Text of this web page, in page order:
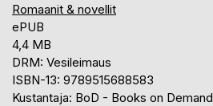
Romaanit & novellit
ePUB
4,4 MB
DRM: Vesileimaus
ISBN-13: 9789515688583
Kustantaja: BoD - Books on Demand